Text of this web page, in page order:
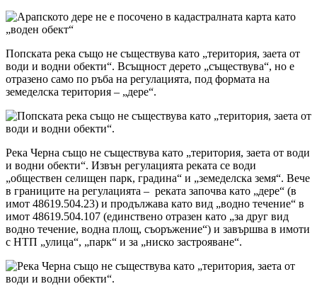
Попската река също не съществува като „територия, заета от
води и водни обекти“. Всъщност дерето „съществува“, но е
отразено само по ръба на регулацията, под формата на
земеделска територия – „дере“.
Река Черна също не съществува като „територия, заета от води
и водни обекти“. Извън регулацията реката се води
„обществен селищен парк, градина“ и „земеделска земя“. Вече
в границите на регулацията – реката започва като „дере“ (в
имот 48619.504.23) и продължава като вид „водно течение“ в
имот 48619.504.107 (единствено отразен като „за друг вид
водно течение, водна площ, съоръжение“) и завършва в имоти
с НТП „улица“, „парк“ и за „ниско застрояване“.